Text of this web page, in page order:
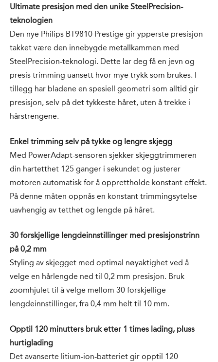
Ultimate presisjon med den unike SteelPrecision-
teknologien
Den nye Philips BT9810 Prestige gir ypperste presisjon
takket være den innebygde metallkammen med
SteelPrecision-teknologi. Dette lar deg få en jevn og
presis trimming uansett hvor mye trykk som brukes. I
tillegg har bladene en spesiell geometri som alltid gir
presisjon, selv på det tykkeste håret, uten å trekke i
hårstrengene.
Enkel trimming selv på tykke og lengre skjegg
Med PowerAdapt-sensoren sjekker skjeggtrimmeren
din hartetthet 125 ganger i sekundet og justerer
motoren automatisk for å opprettholde konstant effekt.
På denne måten oppnås en konstant trimmingsytelse
uavhengig av tetthet og lengde på håret.
30 forskjellige lengdeinnstillinger med presisjonstrinn
på 0,2 mm
Styling av skjegget med optimal nøyaktighet ved å
velge en hårlengde ned til 0,2 mm presisjon. Bruk
zoomhjulet til å velge mellom 30 forskjellige
lengdeinnstillinger, fra 0,4 mm helt til 10 mm.
Opptil 120 minutters bruk etter 1 times lading, pluss
hurtiglading
Det avanserte litium-ion-batteriet gir opptil 120